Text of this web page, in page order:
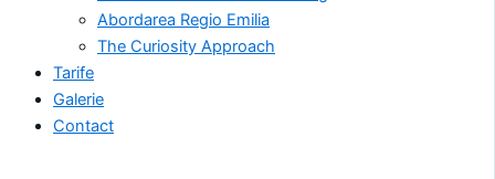
Abordarea Regio Emilia
The Curiosity Approach
Tarife
Galerie
Contact